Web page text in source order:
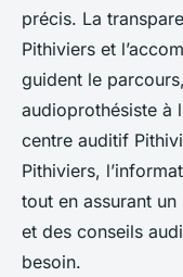
précis. La
Pithiviers et
guident le
audioprothésiste à
centre auditif
Pithiviers,
tout en assurant
et des conseils
besoin.